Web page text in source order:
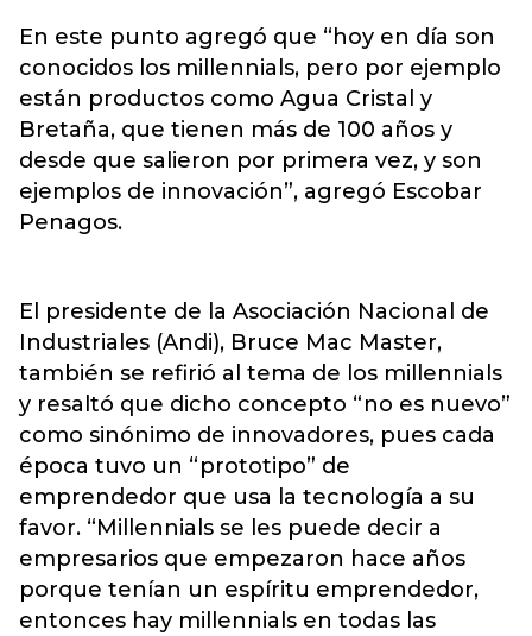
En este punto agregó que “hoy en día son
conocidos los millennials, pero por ejemplo
están productos como Agua Cristal y
Bretaña, que tienen más de 100 años y
desde que salieron por primera vez, y son
ejemplos de innovación”, agregó Escobar
Penagos.
El presidente de la Asociación Nacional de
Industriales (Andi), Bruce Mac Master,
también se refirió al tema de los millennials
y resaltó que dicho concepto “no es nuevo”
como sinónimo de innovadores, pues cada
época tuvo un “prototipo” de
emprendedor que usa la tecnología a su
favor. “Millennials se les puede decir a
empresarios que empezaron hace años
porque tenían un espíritu emprendedor,
entonces hay millennials en todas las